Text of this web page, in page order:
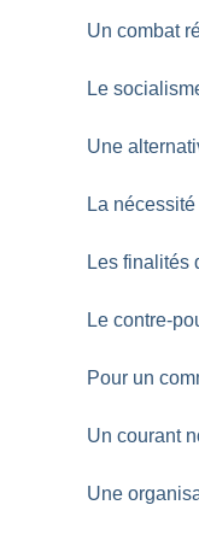
Un combat
Le
Une
La
Les finalités
Le contre-
Pour un
Un courant
Une